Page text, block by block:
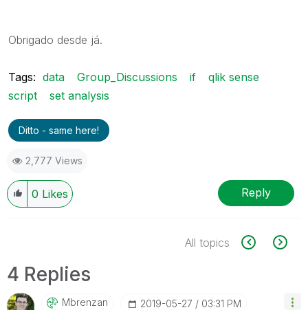
Obrigado desde já.
Tags: data Group_Discussions if
qlik sense
script
set analysis
Ditto - same here!
2,777 Views
0 Likes Reply
All topics
4 Replies
Mbrenzan ‎2019-05-27 03:31 PM